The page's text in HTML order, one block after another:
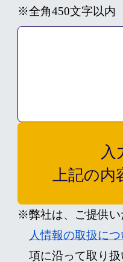
※全角450文字以内
入
上記の
※弊社は、ご提供い
人情報の取扱につ
項に沿って取り扱